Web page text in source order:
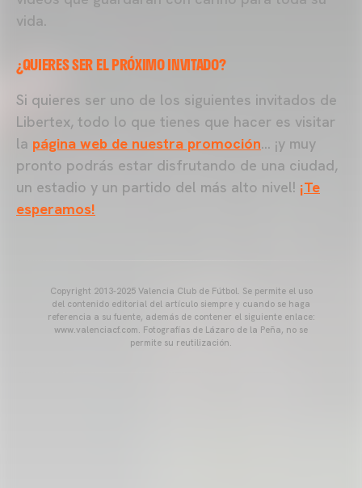
vida.
¿QUIERES SER EL PRÓXIMO INVITADO?
Si quieres ser uno de los siguientes invitados de
Libertex, todo lo que tienes que hacer es visitar
la página web de nuestra promoción… ¡y muy
pronto podrás estar disfrutando de una ciudad,
un estadio y un partido del más alto nivel! ¡Te
esperamos!
Copyright 2013-2025 Valencia Club de Fútbol. Se permite el uso
del contenido editorial del artículo siempre y cuando se haga
referencia a su fuente, además de contener el siguiente enlace:
www.valenciacf.com. Fotografías de Lázaro de la Peña, no se
permite su reutilización.